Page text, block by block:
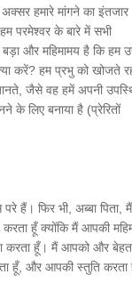
हमारे मांगने का इंतजार
परमेश्वर के बारे में सभी
और महिमामय है कि हम
करें? हम प्रभु को खोजते
जैसे वह हमें अपनी
लिए बनाया है (प्रेरितों
हैं। फिर भी, अब्बा पिता, मैं
हूँ क्योंकि मैं आपकी
करता हूँ। मैं आपको और
हूँ, और आपकी स्तुति करता